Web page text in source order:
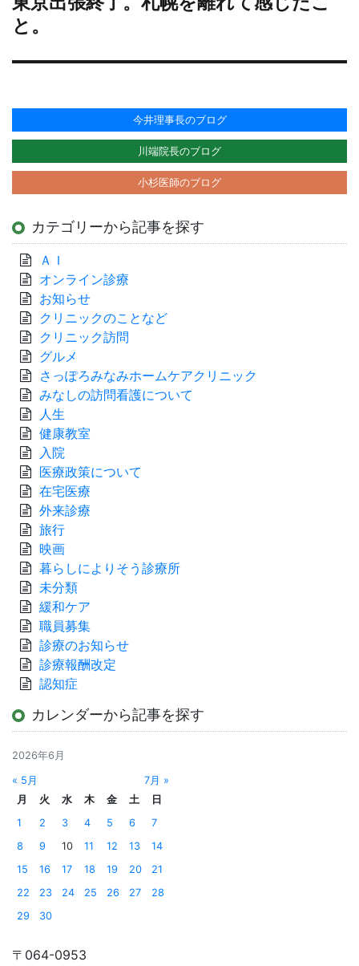
の
投
稿:
と。
今井理事長のブログ
川端院長のブログ
小杉医師のブログ
カテゴリーから記事を探す
ＡＩ
オンライン診療
お知らせ
クリニックのことなど
クリニック訪問
グルメ
さっぽろみなみホームケアクリニック
みなしの訪問看護について
人生
健康教室
入院
医療政策について
在宅医療
外来診療
旅行
映画
暮らしによりそう診療所
未分類
緩和ケア
職員募集
診療のお知らせ
診療報酬改定
認知症
カレンダーから記事を探す
2026年6月
« 5月
7月 »
月
火 水 木 金 土
日
1
2 3 4 5 6
7
8
9 10 11 12 13
14
15
16 17 18 19 20
21
22
23 24 25 26 27
28
29
30
〒064-0953